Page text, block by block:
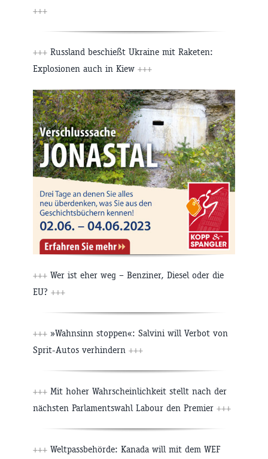
+++
+++ Russland beschießt Ukraine mit Raketen:
Explosionen auch in Kiew +++
+++ Wer ist eher weg – Benziner, Diesel oder die
EU? +++
+++ »Wahnsinn stoppen«: Salvini will Verbot von
Sprit-Autos verhindern +++
+++ Mit hoher Wahrscheinlichkeit stellt nach der
nächsten Parlamentswahl Labour den Premier +++
+++ Weltpassbehörde: Kanada will mit dem WEF